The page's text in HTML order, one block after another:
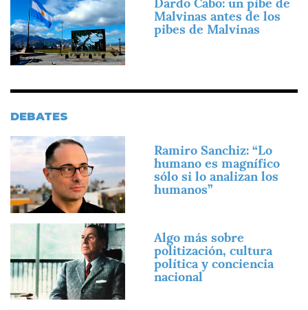
Malvinas antes de los
pibes de Malvinas
DEBATES
Imagen
Ramiro Sanchiz: “Lo
humano es magnífico
sólo si lo analizan los
humanos”
Algo más sobre
politización, cultura
política y conciencia
nacional